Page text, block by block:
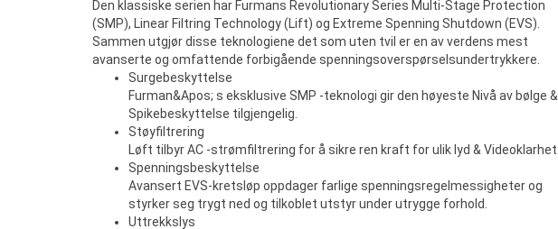
Den klassiske serien har Furmans Revolutionary Series Multi-Stage Protection
(SMP), Linear Filtring Technology (Lift) og Extreme Spenning Shutdown (EVS).
Sammen utgjør disse teknologiene det som uten tvil er en av verdens mest
avanserte og omfattende forbigående spenningsoverspørselsundertrykkere.
Surgebeskyttelse
Furman&Apos; s eksklusive SMP -teknologi gir den høyeste Nivå av bølge &
Spikebeskyttelse tilgjengelig.
Støyfiltrering
Løft tilbyr AC -strømfiltrering for å sikre ren kraft for ulik lyd & Videoklarhet.
Spenningsbeskyttelse
Avansert EVS-kretsløp oppdager farlige spenningsregelmessigheter og
styrker seg trygt ned og tilkoblet utstyr under utrygge forhold.
Uttrekkslys